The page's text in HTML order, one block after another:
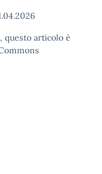
questo articolo è